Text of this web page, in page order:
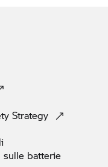
Strategy
sulle batterie